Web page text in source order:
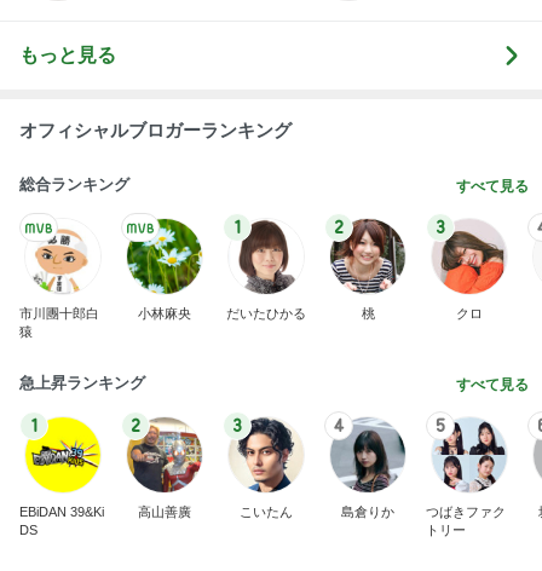
もっと見る
オフィシャルブロガーランキング
総合ランキング すべて見る
市川團十郎白
猿
小林麻央
1
だいたひかる
2
桃
3
クロ
急上昇ランキング すべて見る
1
EBiDAN 39&Ki
DS
2
高山善廣
3
こいたん
4
島倉りか
5
つばきファク
トリー